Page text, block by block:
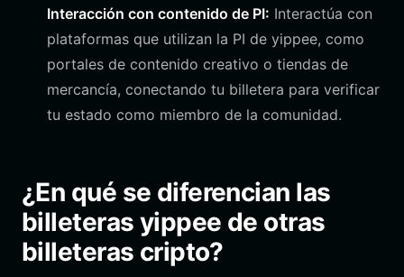
Interacción con contenido de PI: Interactúa con
plataformas que utilizan la PI de yippee, como
portales de contenido creativo o tiendas de
mercancía, conectando tu billetera para verificar
tu estado como miembro de la comunidad.
¿En qué se diferencian las
billeteras yippee de otras
billeteras cripto?